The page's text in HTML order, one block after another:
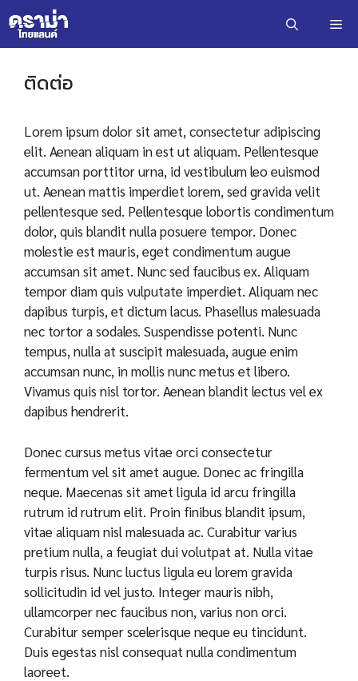
to
content
ติดต่อ
Lorem ipsum dolor sit amet, consectetur adipiscing
elit. Aenean aliquam in est ut aliquam. Pellentesque
accumsan porttitor urna, id vestibulum leo euismod
ut. Aenean mattis imperdiet lorem, sed gravida velit
pellentesque sed. Pellentesque lobortis condimentum
dolor, quis blandit nulla posuere tempor. Donec
molestie est mauris, eget condimentum augue
accumsan sit amet. Nunc sed faucibus ex. Aliquam
tempor diam quis vulputate imperdiet. Aliquam nec
dapibus turpis, et dictum lacus. Phasellus malesuada
nec tortor a sodales. Suspendisse potenti. Nunc
tempus, nulla at suscipit malesuada, augue enim
accumsan nunc, in mollis nunc metus et libero.
Vivamus quis nisl tortor. Aenean blandit lectus vel ex
dapibus hendrerit.
Donec cursus metus vitae orci consectetur
fermentum vel sit amet augue. Donec ac fringilla
neque. Maecenas sit amet ligula id arcu fringilla
rutrum id rutrum elit. Proin finibus blandit ipsum,
vitae aliquam nisl malesuada ac. Curabitur varius
pretium nulla, a feugiat dui volutpat at. Nulla vitae
turpis risus. Nunc luctus ligula eu lorem gravida
sollicitudin id vel justo. Integer mauris nibh,
ullamcorper nec faucibus non, varius non orci.
Curabitur semper scelerisque neque eu tincidunt.
Duis egestas nisl consequat nulla condimentum
laoreet.